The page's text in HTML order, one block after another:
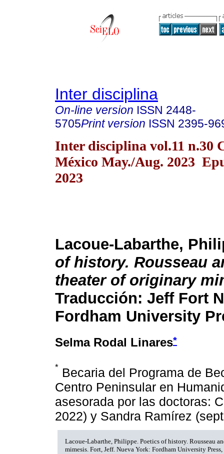
Inter disciplina
On-line version ISSN 2448-
5705Print version ISSN 2395-
Inter disciplina vol.11 n.30
México May./Aug. 2023
2023
Lacoue-Labarthe,
of history. Rousseau
theater of originary
Traducción: Jeff Fort
Fordham University
Selma Rodal Linares*
* Becaria del Programa de
Centro Peninsular en
asesorada por las doctoras:
2022) y Sandra Ramírez
Lacoue-Labarthe, Philippe. Poetics of history. Rousseau
mimesis. Fort, Jeff. Nueva York: Fordham University